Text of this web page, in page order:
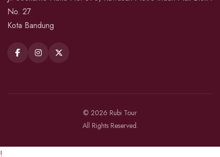
No. 27
Kota Bandung
© 2026 Rubi Tour
All Rights Reserved.
!